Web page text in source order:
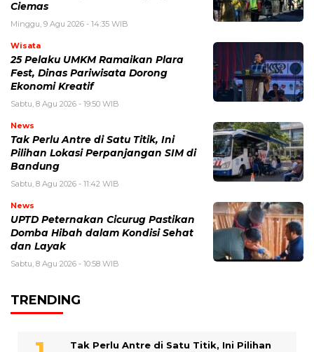
Ciemas
Minggu, 9 Agu 2026 - 14:35 WIB
Wisata
25 Pelaku UMKM Ramaikan Plara
Fest, Dinas Pariwisata Dorong
Ekonomi Kreatif
Sabtu, 8 Agu 2026 - 19:50 WIB
News
Tak Perlu Antre di Satu Titik, Ini
Pilihan Lokasi Perpanjangan SIM di
Bandung
Sabtu, 8 Agu 2026 - 11:42 WIB
News
UPTD Peternakan Cicurug Pastikan
Domba Hibah dalam Kondisi Sehat
dan Layak
Sabtu, 8 Agu 2026 - 10:58 WIB
TRENDING
Tak Perlu Antre di Satu Titik, Ini Pilihan